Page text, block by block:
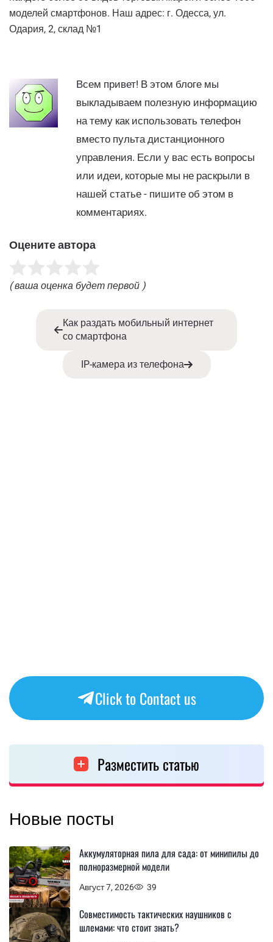
моделей смартфонов. Наш адрес: г. Одесса, ул.
Одария, 2, склад №1
Всем привет! В этом блоге мы
выкладываем полезную информацию
на тему как использовать телефон
вместо пульта дистанционного
управления. Если у вас есть вопросы
или идеи, которые мы не раскрыли в
нашей статье - пишите об этом в
комментариях.
Оцените автора
( ваша оценка будет первой )
Как раздать мобильный интернет
со смартфона
IP-камера из телефона
Click to Contact us
Разместить статью
Новые посты
Август 7, 2026 39
Аккумуляторная пила для сада: от минипилы до
полноразмерной модели
Совместимость тактических наушников с
шлемами: что стоит знать?